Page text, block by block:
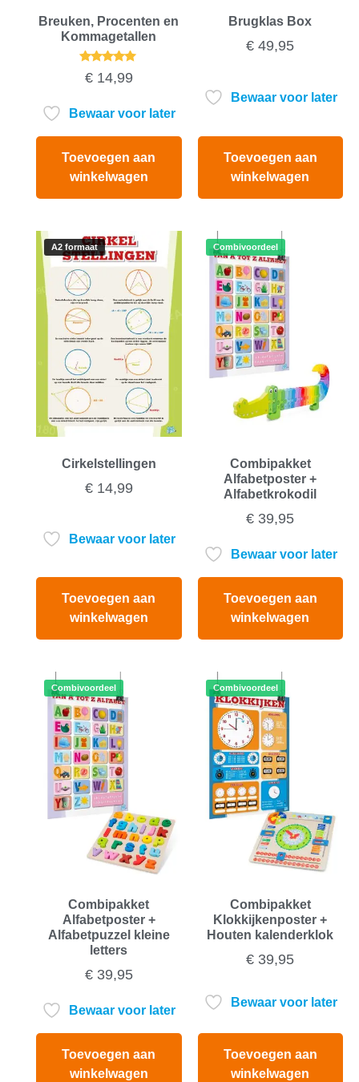
Breuken, Procenten en
Kommagetallen
Gewaardeerd
5.00
€14,99
Bewaar voor later
Toevoegen aan
winkelwagen
Brugklas Box
€ 49,95
Bewaar voor later
Toevoegen aan
winkelwagen
A2 formaat
Cirkelstellingen
€14,99
Bewaar voor later
Toevoegen aan
winkelwagen
Combivoordeel
Combipakket
Alfabetposter +
Alfabetkrokodil
€ 39,95
Bewaar voor later
Toevoegen aan
winkelwagen
Combivoordeel
Combipakket
Alfabetposter +
Alfabetpuzzel kleine
letters
€39,95
Bewaar voor later
Toevoegen aan
winkelwagen
Combivoordeel
Combipakket
Klokkijkenposter +
Houten kalenderklok
€ 39,95
Bewaar voor later
Toevoegen aan
winkelwagen